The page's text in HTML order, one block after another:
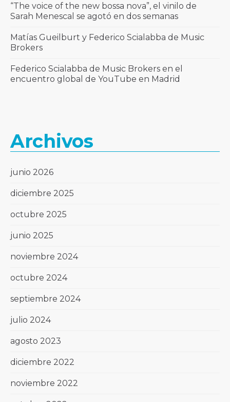
“The voice of the new bossa nova”, el vinilo de
Sarah Menescal se agotó en dos semanas
Matías Gueilburt y Federico Scialabba de Music
Brokers
Federico Scialabba de Music Brokers en el
encuentro global de YouTube en Madrid
Archivos
junio 2026
diciembre 2025
octubre 2025
junio 2025
noviembre 2024
octubre 2024
septiembre 2024
julio 2024
agosto 2023
diciembre 2022
noviembre 2022